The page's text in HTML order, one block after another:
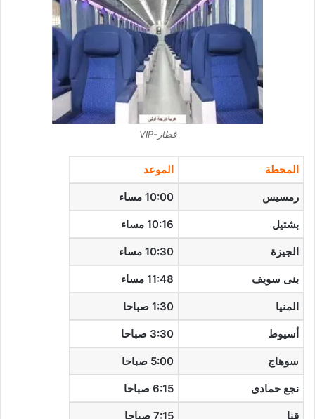
قطار-VIP
المحطة الموعد
رمسيس 10:00 مساء
بشتيل 10:16 مساء
الجيزة 10:30 مساء
بنى سويف 11:48 مساء
المنيا 1:30 صباحا
أسيوط 3:30 صباحا
سوهاج 5:00 صباحا
نجع حمادى 6:15 صباحا
قنا 7:15 صباحا